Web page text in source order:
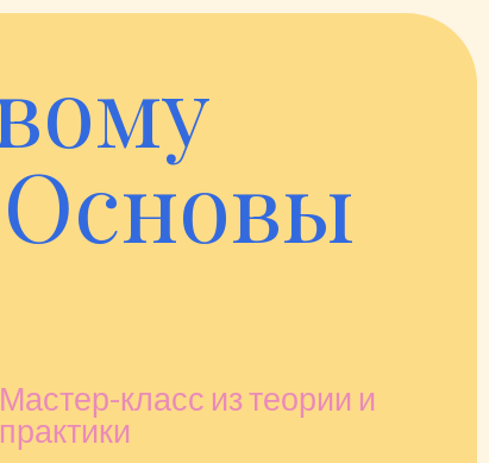
Мастер-класс из теории и
практики